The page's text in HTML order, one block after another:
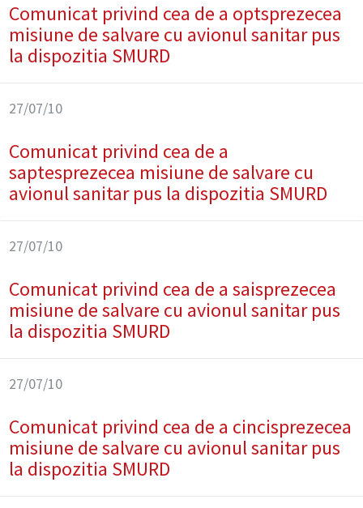
Comunicat privind cea de a optsprezecea
misiune de salvare cu avionul sanitar pus
la dispozitia SMURD
27/07/10
Comunicat privind cea de a
saptesprezecea misiune de salvare cu
avionul sanitar pus la dispozitia SMURD
27/07/10
Comunicat privind cea de a saisprezecea
misiune de salvare cu avionul sanitar pus
la dispozitia SMURD
27/07/10
Comunicat privind cea de a cincisprezecea
misiune de salvare cu avionul sanitar pus
la dispozitia SMURD